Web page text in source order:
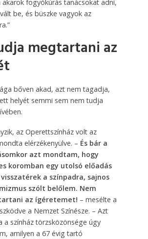
akarok fogyókúrás tanácsokat adni,
be, és büszke vagyok az
megtartani az
bőven akad, azt nem tagadja,
helyét semmi sem nem tudja
az Operettszínház volt az
elérzékenyülve. – És bár a
azt mondtam, hogy
koromban egy utolsó előadás
a színpadra, sajnos
szólt belőlem. Nem
az ígéretemet! – mesélte a
a Nemzet Színésze. – Azt
a színház törzsközönsége úgy
amilyen a 67 évig tartó